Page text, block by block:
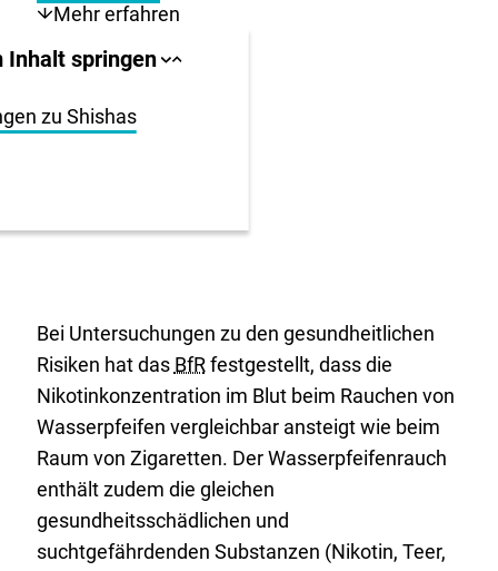
Mehr erfahren
Inhalt springen Sprungankerliste
Sprungankerliste
zu Shishas
Bei Untersuchungen zu den gesundheitlichen
Risiken hat das BfRfestgestellt, dass die
Nikotinkonzentration im Blut beim Rauchen von
Wasserpfeifen vergleichbar ansteigt wie beim
Raum von Zigaretten. Der Wasserpfeifenrauch
enthält zudem die gleichen
gesundheitsschädlichen und
suchtgefährdenden Substanzen (Nikotin, Teer,